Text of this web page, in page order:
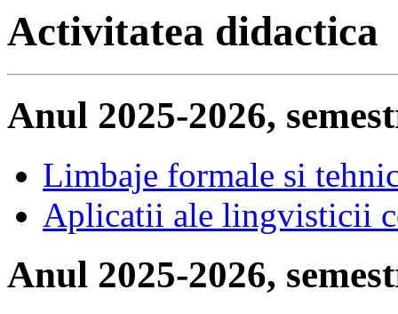
Activitatea didactica
Anul 2025-2026,
Limbaje formale si
Aplicatii ale lingvisticii
Anul 2025-2026,